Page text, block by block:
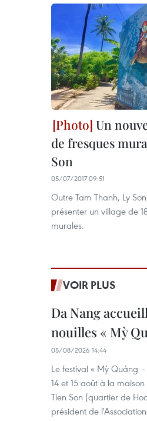
Un
de fresques
Son
05/07/2017 09:51
Outre Tam Thanh, Ly
présenter un village de
murales.
VOIR PLUS
Da Nang
nouilles « Mỳ
05/08/2026 14:44
Le festival « Mỳ Quảng
14 et 15 août à la
Tien Son (quartier de
président de